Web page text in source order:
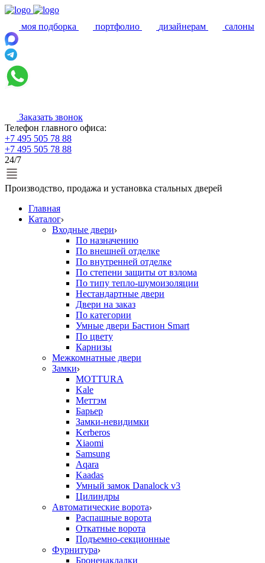
моя подборка портфолио дизайнерам салоны
Заказать звонок
Телефон главного офиса:
+7 495 505 78 88
+7 495 505 78 88
24/7
Производство, продажа и установка стальных дверей
Главная
Каталог
Входные двери
По назначению
По внешней отделке
По внутренней отделке
По степени защиты от взлома
По типу тепло-шумоизоляции
Нестандартные двери
Двери на заказ
По категории
Умные двери Бастион Smart
По цвету
Карнизы
Межкомнатные двери
Замки
MOTTURA
Kale
Меттэм
Барьер
Замки-невидимки
Kerberos
Xiaomi
Samsung
Aqara
Kaadas
Умный замок Danalock v3
Цилиндры
Автоматические ворота
Распашные ворота
Откатные ворота
Подъемно-секционные
Фурнитура
Броненакладки